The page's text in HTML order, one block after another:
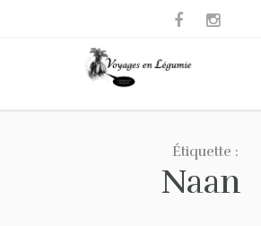
Étiquette :
Naan